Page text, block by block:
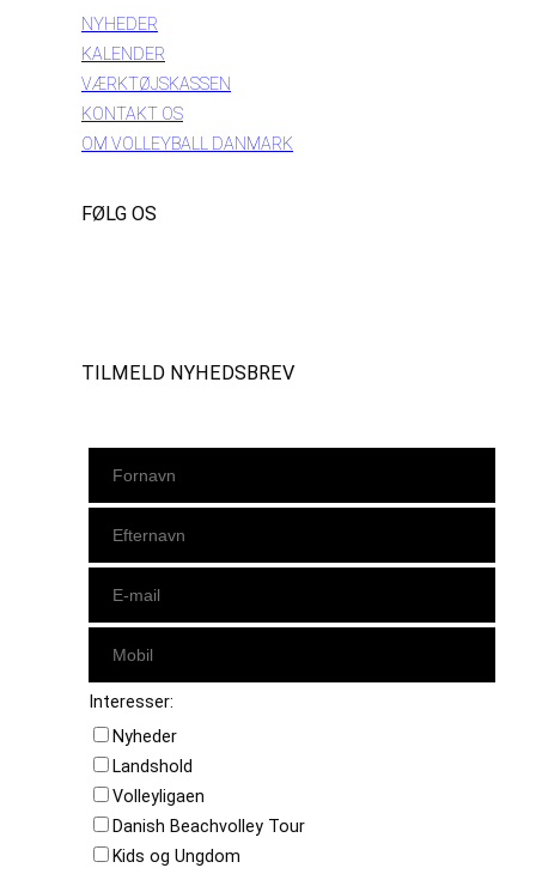
NYHEDER
KALENDER
VÆRKTØJSKASSEN
KONTAKT OS
OM VOLLEYBALL DANMARK
FØLG OS
TILMELD NYHEDSBREV
Interesser:
Nyheder
Landshold
Volleyligaen
Danish Beachvolley Tour
Kids og Ungdom